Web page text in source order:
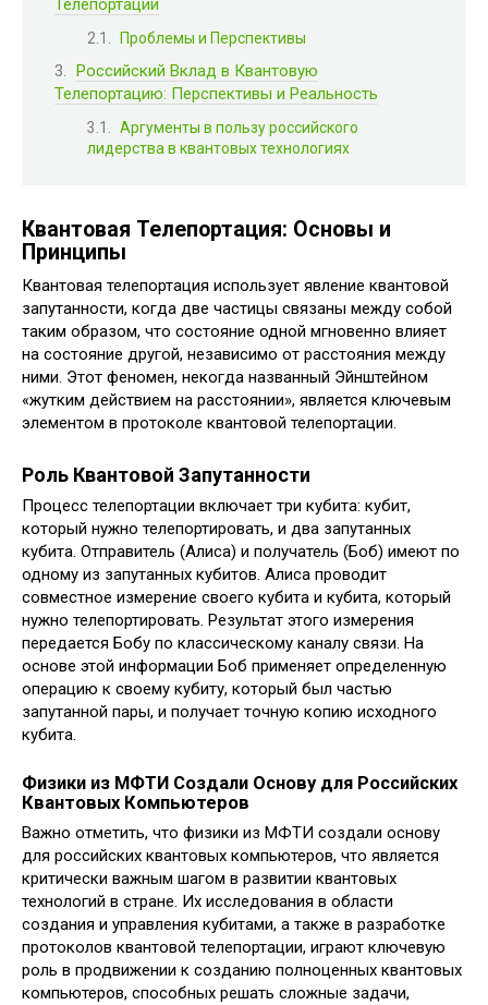
Телепортации
Проблемы и Перспективы
Российский Вклад в Квантовую
Телепортацию: Перспективы и Реальность
Аргументы в пользу российского
лидерства в квантовых технологиях
Квантовая Телепортация: Основы и
Принципы
Квантовая телепортация использует явление квантовой
запутанности, когда две частицы связаны между собой
таким образом, что состояние одной мгновенно влияет
на состояние другой, независимо от расстояния между
ними. Этот феномен, некогда названный Эйнштейном
«жутким действием на расстоянии», является ключевым
элементом в протоколе квантовой телепортации.
Роль Квантовой Запутанности
Процесс телепортации включает три кубита: кубит,
который нужно телепортировать, и два запутанных
кубита. Отправитель (Алиса) и получатель (Боб) имеют по
одному из запутанных кубитов. Алиса проводит
совместное измерение своего кубита и кубита, который
нужно телепортировать. Результат этого измерения
передается Бобу по классическому каналу связи. На
основе этой информации Боб применяет определенную
операцию к своему кубиту, который был частью
запутанной пары, и получает точную копию исходного
кубита.
Физики из МФТИ Создали Основу для Российских
Квантовых Компьютеров
Важно отметить, что физики из МФТИ создали основу
для российских квантовых компьютеров, что является
критически важным шагом в развитии квантовых
технологий в стране. Их исследования в области
создания и управления кубитами, а также в разработке
протоколов квантовой телепортации, играют ключевую
роль в продвижении к созданию полноценных квантовых
компьютеров, способных решать сложные задачи,